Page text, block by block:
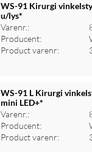
Log ind
WS-91 Kirurgi
u/lys*
Varenr.:
Producent:
Product varenr:
Log ind
WS-91 L Kirurgi
mini LED+*
Varenr.:
Producent:
Product varenr: